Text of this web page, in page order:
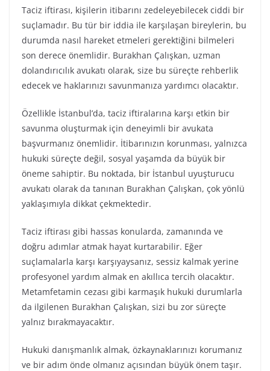
Taciz iftirası, kişilerin itibarını zedeleyebilecek ciddi bir
suçlamadır. Bu tür bir iddia ile karşılaşan bireylerin, bu
durumda nasıl hareket etmeleri gerektiğini bilmeleri
son derece önemlidir. Burakhan Çalışkan, uzman
dolandırıcılık avukatı olarak, size bu süreçte rehberlik
edecek ve haklarınızı savunmanıza yardımcı olacaktır.
Özellikle İstanbul’da, taciz iftiralarına karşı etkin bir
savunma oluşturmak için deneyimli bir avukata
başvurmanız önemlidir. İtibarınızın korunması, yalnızca
hukuki süreçte değil, sosyal yaşamda da büyük bir
öneme sahiptir. Bu noktada, bir İstanbul uyuşturucu
avukatı olarak da tanınan Burakhan Çalışkan, çok yönlü
yaklaşımıyla dikkat çekmektedir.
Taciz iftirası gibi hassas konularda, zamanında ve
doğru adımlar atmak hayat kurtarabilir. Eğer
suçlamalarla karşı karşıyaysanız, sessiz kalmak yerine
profesyonel yardım almak en akıllıca tercih olacaktır.
Metamfetamin cezası gibi karmaşık hukuki durumlarla
da ilgilenen Burakhan Çalışkan, sizi bu zor süreçte
yalnız bırakmayacaktır.
Hukuki danışmanlık almak, özkaynaklarınızı korumanız
ve bir adım önde olmanız açısından büyük önem taşır.